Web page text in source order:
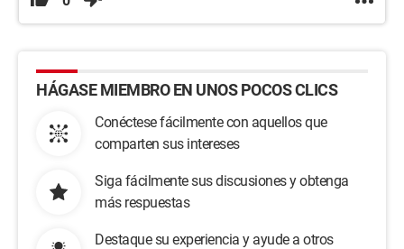
HÁGASE MIEMBRO EN UNOS POCOS CLICS
Conéctese fácilmente con aquellos que
comparten sus intereses
Siga fácilmente sus discusiones y obtenga
más respuestas
Destaque su experiencia y ayude a otros